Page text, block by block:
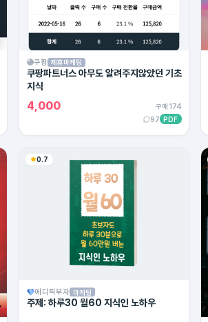
쿠팡 제휴마케팅
쿠팡파트너스 아무도 알려주지않았던 기초
지식
4,000
구매 174
97 PDF
0.7
에디픽부자 마케팅
주제: 하루30 월60 지식인 노하우